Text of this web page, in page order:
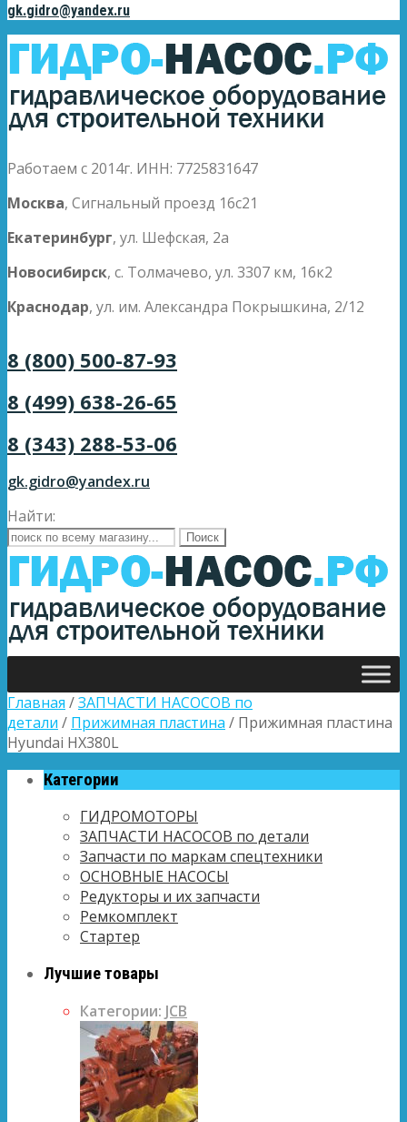
gk.gidro@yandex.ru
Работаем с 2014г. ИНН: 7725831647
Москва, Сигнальный проезд 16с21
Екатеринбург, ул. Шефская, 2а
Новосибирск, с. Толмачево, ул. 3307 км, 16к2
Краснодар, ул. им. Александра Покрышкина, 2/12
8 (800) 500-87-93
8 (499) 638-26-65
8 (343) 288-53-06
gk.gidro@yandex.ru
Найти:
Главная /ЗАПЧАСТИ НАСОСОВ по
детали / Прижимная пластина / Прижимная пластина
Hyundai HX380L
Категории
ГИДРОМОТОРЫ
ЗАПЧАСТИ НАСОСОВ по детали
Запчасти по маркам спецтехники
ОСНОВНЫЕ НАСОСЫ
Редукторы и их запчасти
Ремкомплект
Стартер
Лучшие товары
Категории: JCB